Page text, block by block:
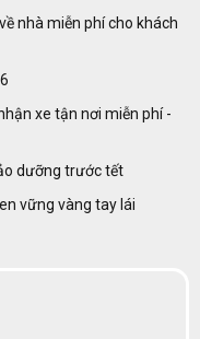
nhà miễn phí cho khách
xe tận nơi miễn phí -
dưỡng trước tết
vững vàng tay lái